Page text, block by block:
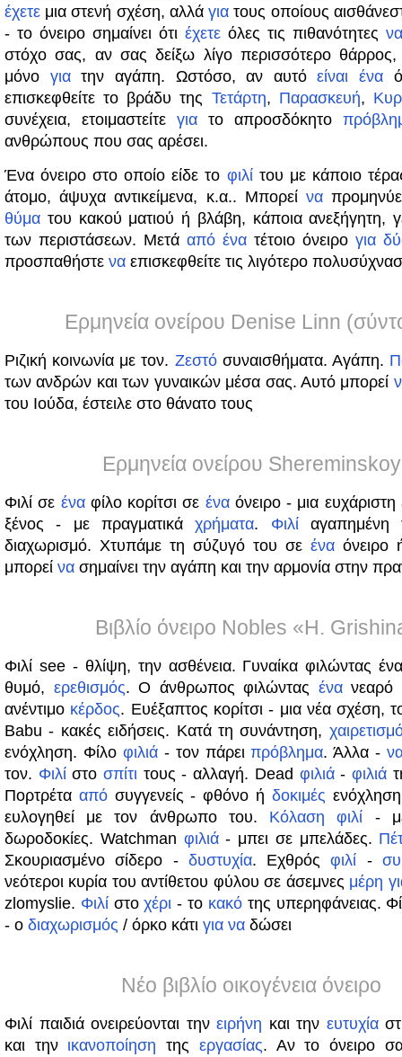
έχετε μια στενή σχέση, αλλάγια τους οποίους
- το όνειρο σημαίνει ότι έχετε όλες τις πιθανότητες να
στόχο σας, αν σας δείξω λίγο περισσότερο
μόνο γιατην αγάπη. Ωστόσο, αν αυτόείναι ένα
επισκεφθείτε το βράδυ της Τετάρτη, Παρασκευή,
συνέχεια, ετοιμαστείτε για το απροσδόκητο
ανθρώπους που σας αρέσει.
Ένα όνειρο στο οποίο είδε το φιλίτου με κάποιο
άτομο, άψυχα αντικείμενα, κ.α.. Μπορείνα
θύμα του κακού ματιού ή βλάβη, κάποια ανεξήγητη,
των περιστάσεων. Μετά από ένα τέτοιο όνειρο για
προσπαθήστε να επισκεφθείτε τις λιγότερο
Ερμηνεία ονείρου Denise Linn
Ριζική κοινωνία με τον. Ζεστόσυναισθήματα. Αγάπη.
των ανδρών και των γυναικών μέσα σας. Αυτό μπορεί
του Ιούδα, έστειλε στο θάνατο τους
Ερμηνεία ονείρου Shereminskoy
Φιλί σε έναφίλο κορίτσι σε έναόνειρο - μια ευχάριστη
ξένος - με πραγματικάχρήματα. Φιλίαγαπημένη
διαχωρισμό. Χτυπάμε τη σύζυγό του σε ένα όνειρο
μπορεί να σημαίνει την αγάπη και την αρμονία στην
Βιβλίο όνειρο Nobles «H.
Φιλί see - θλίψη, την ασθένεια. Γυναίκα φιλώντας
θυμό, ερεθισμός. Ο άνθρωπος φιλώντας ένανεαρό
ανέντιμο κέρδος. Ευέξαπτος κορίτσι - μια νέα σχέση,
Babu - κακές ειδήσεις. Κατά τη συνάντηση,
ενόχληση. Φίλο φιλιά- τον πάρειπρόβλημα. Άλλα -
τον. Φιλίστοσπίτι τους - αλλαγή. Dead φιλιά- φιλιά
Πορτρέτα απόσυγγενείς - φθόνο ή δοκιμές
ευλογηθεί με τον άνθρωπο του. Κόλαση φιλί -
δωροδοκίες. Watchman φιλιά- μπει σε μπελάδες.
Σκουριασμένο σίδερο - δυστυχία. Εχθρόςφιλί -
νεότεροι κυρία του αντίθετου φύλου σε άσεμνες μέρη
zlomyslie. Φιλίστοχέρι - το κακότης υπερηφάνειας.
- ο διαχωρισμός / όρκο κάτι για να δώσει
Νέο βιβλίο οικογένεια όνειρο
Φιλί παιδιά ονειρεύονται τηνειρήνη και την ευτυχία
και την ικανοποίηση της εργασίας. Αν το όνειρο